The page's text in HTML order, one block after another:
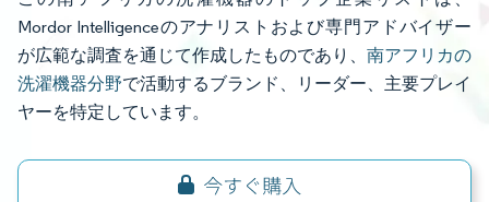
Mordor Intelligenceのアナリストおよび専門アドバイザー
が広範な調査を通じて作成したものであり、 南アフリカの
洗濯機器分野で活動するブランド、リーダー、主要プレイ
ヤーを特定しています。